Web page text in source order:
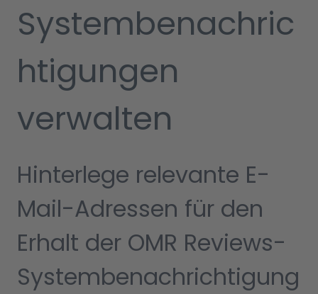
Systembenachric
htigungen
verwalten
Hinterlege relevante E-
Mail-Adressen für den
Erhalt der OMR Reviews-
Systembenachrichtigung